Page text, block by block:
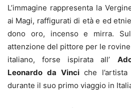
L’immagine rappresenta la
ai Magi, raffigurati di età e ed
dono oro, incenso e mirra.
attenzione del pittore per le
italiano, forse ispirata all’
Leonardo da Vinciche l’artista
durante il suo primo viaggio in